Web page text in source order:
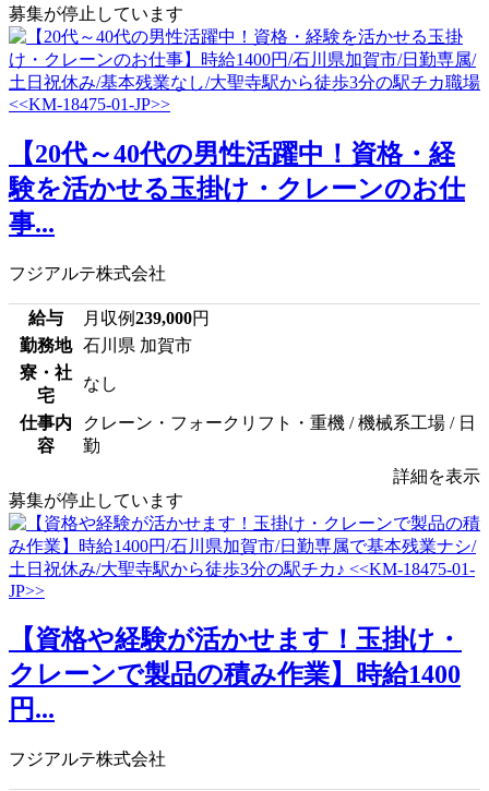
募集が停止しています
【20代～40代の男性活躍中！資格・経
験を活かせる玉掛け・クレーンのお仕
事...
フジアルテ株式会社
給与 月収例239,000円
勤務地
石川県 加賀市
寮・社
宅
なし
仕事内
容
クレーン・フォークリフト・重機 / 機械系工場 / 日
勤
詳細を表示
募集が停止しています
【資格や経験が活かせます！玉掛け・
クレーンで製品の積み作業】時給1400
円...
フジアルテ株式会社